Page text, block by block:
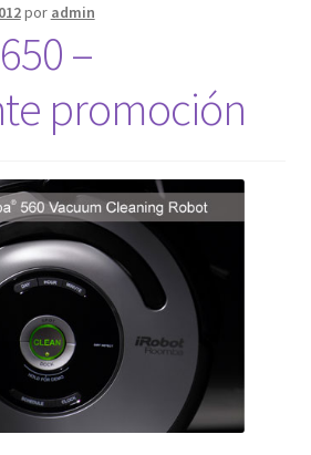
por admin
–
promoción